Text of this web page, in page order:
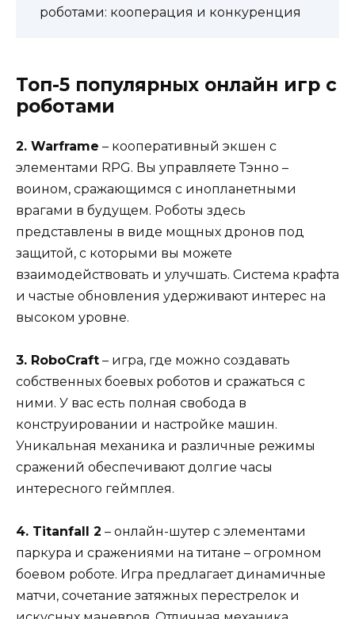
роботами: кооперация и конкуренция
Топ-5 популярных онлайн игр с
роботами
2. Warframe – кооперативный экшен с
элементами RPG. Вы управляете Тэнно –
воином, сражающимся с инопланетными
врагами в будущем. Роботы здесь
представлены в виде мощных дронов под
защитой, с которыми вы можете
взаимодействовать и улучшать. Система крафта
и частые обновления удерживают интерес на
высоком уровне.
3. RoboCraft – игра, где можно создавать
собственных боевых роботов и сражаться с
ними. У вас есть полная свобода в
конструировании и настройке машин.
Уникальная механика и различные режимы
сражений обеспечивают долгие часы
интересного геймплея.
4. Titanfall 2 – онлайн-шутер с элементами
паркура и сражениями на титане – огромном
боевом роботе. Игра предлагает динамичные
матчи, сочетание затяжных перестрелок и